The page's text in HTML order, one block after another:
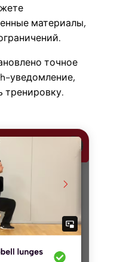
материалы,
точное
уведомление,
тренировку.